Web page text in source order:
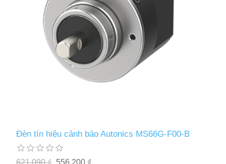
Đèn tín hiệu cảnh báo Autonics MS66G-F00-B